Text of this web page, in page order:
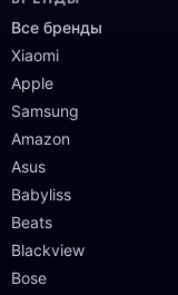
Все бренды
Xiaomi
Apple
Samsung
Amazon
Asus
Babyliss
Beats
Blackview
Bose